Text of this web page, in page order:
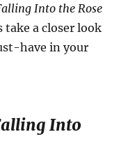
Into the Rose
take a closer look
have in your
Into